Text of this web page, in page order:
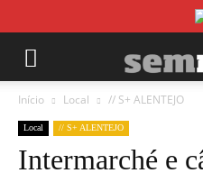
Início Local // S+ ALENTEJO
Local // S+ ALENTEJO
Intermarché e